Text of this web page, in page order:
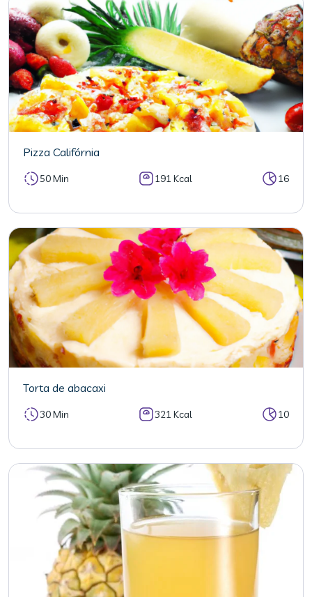
Pizza Califórnia
50 Min 191 Kcal 16
Torta de abacaxi
30 Min 321 Kcal 10